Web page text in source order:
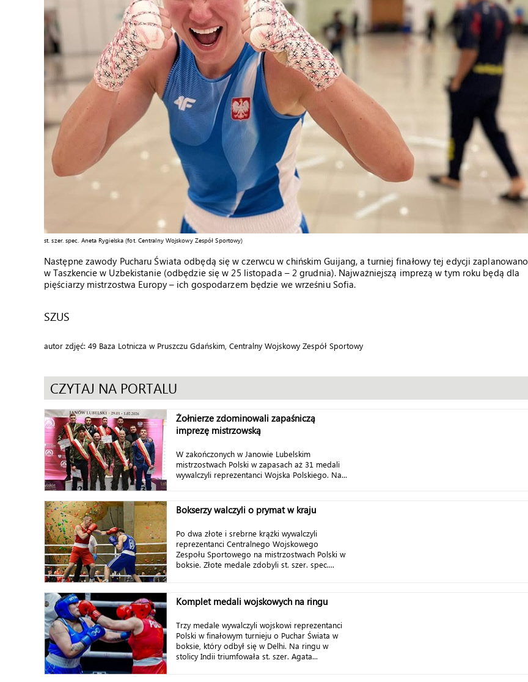
st. szer. spec. Aneta Rygielska (fot. Centralny Wojskowy Zespół Sportowy)
Następne zawody Pucharu Świata odbędą się w czerwcu w chińskim Guijang, a turniej finałowy tej edycji zaplanowano
w Taszkencie w Uzbekistanie (odbędzie się w 25 listopada – 2 grudnia). Najważniejszą imprezą w tym roku będą dla
pięściarzy mistrzostwa Europy – ich gospodarzem będzie we wrześniu Sofia.
SZUS
autor zdjęć: 49 Baza Lotnicza w Pruszczu Gdańskim, Centralny Wojskowy Zespół Sportowy
CZYTAJ NA PORTALU
Żołnierze zdominowali zapaśniczą
imprezę mistrzowską
W zakończonych w Janowie Lubelskim
mistrzostwach Polski w zapasach aż 31 medali
wywalczyli reprezentanci Wojska Polskiego. Na...
Bokserzy walczyli o prymat w kraju
Po dwa złote i srebrne krążki wywalczyli
reprezentanci Centralnego Wojskowego
Zespołu Sportowego na mistrzostwach Polski w
boksie. Złote medale zdobyli st. szer. spec....
Komplet medali wojskowych na ringu
Trzy medale wywalczyli wojskowi reprezentanci
Polski w finałowym turnieju o Puchar Świata w
boksie, który odbył się w Delhi. Na ringu w
stolicy Indii triumfowała st. szer. Agata...